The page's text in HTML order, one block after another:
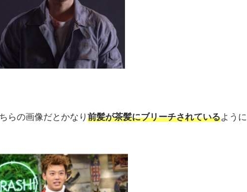
らの画像だとかなり前髪が茶髪にブリーチされているように